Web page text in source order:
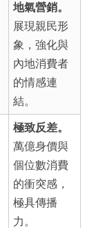
地氣營銷。
展現親民形
象，強化與
內地消費者
的情感連
結。
極致反差。
萬億身價與
個位數消費
的衝突感，
極具傳播
力。